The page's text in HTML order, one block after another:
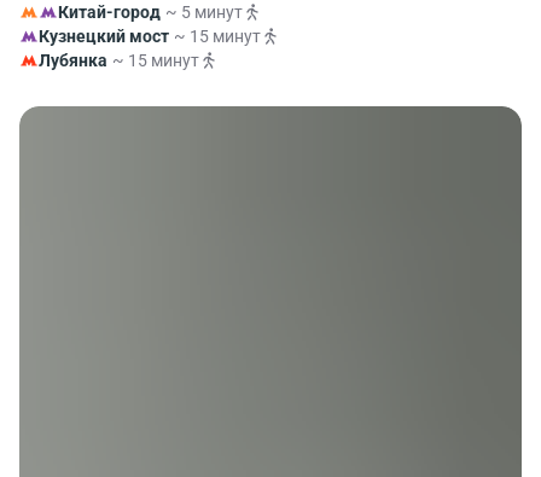
Китай-город ~ 5 минут
Кузнецкий мост ~ 15 минут
Лубянка ~ 15 минут